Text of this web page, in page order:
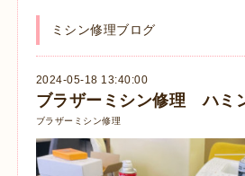
ミシン修理ブログ
2024-05-18 13:40:00
ブラザーミシン修理 ハミ
ブラザーミシン修理